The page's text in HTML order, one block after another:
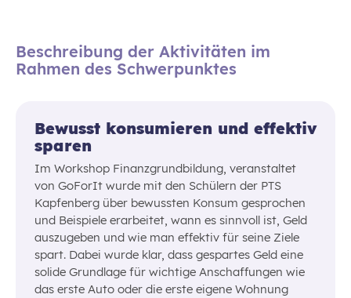
Beschreibung der Aktivitäten im
Rahmen des Schwerpunktes
Bewusst konsumieren und effektiv
sparen
Im Workshop Finanzgrundbildung, veranstaltet
von GoForIt wurde mit den Schülern der PTS
Kapfenberg über bewussten Konsum gesprochen
und Beispiele erarbeitet, wann es sinnvoll ist, Geld
auszugeben und wie man effektiv für seine Ziele
spart. Dabei wurde klar, dass gespartes Geld eine
solide Grundlage für wichtige Anschaffungen wie
das erste Auto oder die erste eigene Wohnung